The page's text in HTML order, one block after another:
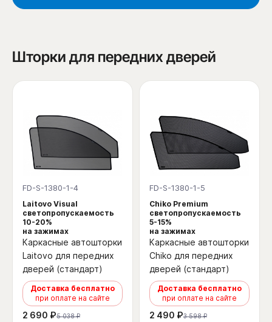
Шторки для передних дверей
FD-S-1380-1-4
Laitovo Visual
светопропускаемость
10-20%
на зажимах
Каркасные автошторки
Laitovo для передних
дверей (стандарт)
Доставка бесплатно
при оплате на сайте
2 690 ₽5 038 ₽
FD-S-1380-1-5
Chiko Premium
светопропускаемость
5-15%
на зажимах
Каркасные автошторки
Chiko для передних
дверей (стандарт)
Доставка бесплатно
при оплате на сайте
2 490 ₽3 598 ₽